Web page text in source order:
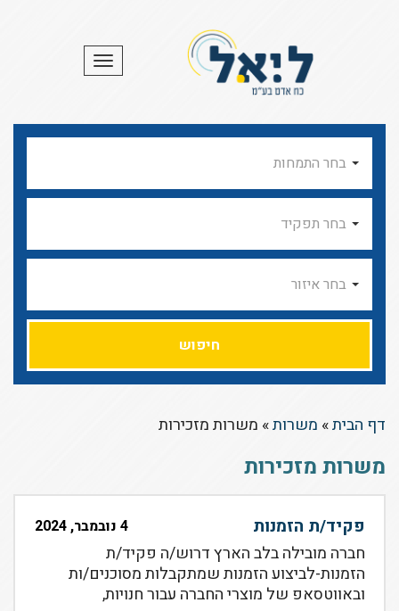
תפריט
בחר התמחות
בחר תפקיד
בחר איזור
דף הבית» משרות» משרות מזכירות
משרות מזכירות
פקיד/ת הזמנות 4 נובמבר, 2024
חברה מובילה בלב הארץ דרוש/ה פקיד/ת
הזמנות-לביצוע הזמנות שמתקבלות מסוכנים/ות
ובאווטסאפ של מוצרי החברה עבור חנויות,